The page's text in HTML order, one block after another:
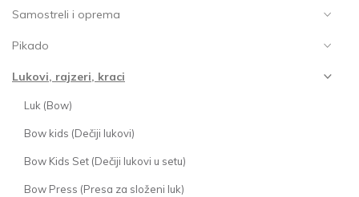
Samostreli i oprema
Pikado
Lukovi, rajzeri, kraci
Luk (Bow)
Bow kids (Dečiji lukovi)
Bow Kids Set (Dečiji lukovi u setu)
Bow Press (Presa za složeni luk)